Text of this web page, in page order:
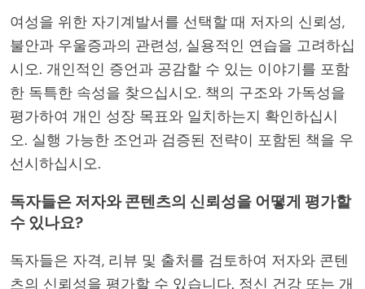
여성을 위한 자기계발서를 선택할 때 저자의 신뢰성,
불안과 우울증과의 관련성, 실용적인 연습을 고려하십
시오. 개인적인 증언과 공감할 수 있는 이야기를 포함
한 독특한 속성을 찾으십시오. 책의 구조와 가독성을
평가하여 개인 성장 목표와 일치하는지 확인하십시
오. 실행 가능한 조언과 검증된 전략이 포함된 책을 우
선시하십시오.
독자들은 저자와 콘텐츠의 신뢰성을 어떻게 평가할
수 있나요?
독자들은 자격, 리뷰 및 출처를 검토하여 저자와 콘텐
츠의 신뢰성을 평가할 수 있습니다. 정신 건강 또는 개